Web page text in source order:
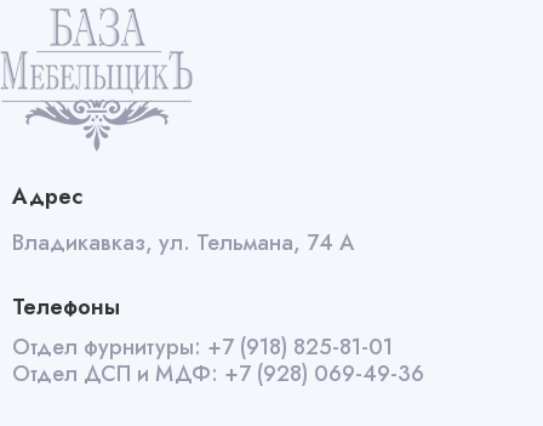
Адрес
Владикавказ, ул. Тельмана, 74 А
Телефоны
Отдел фурнитуры: +7 (918) 825-81-01
Отдел ДСП и МДФ: +7 (928) 069-49-36